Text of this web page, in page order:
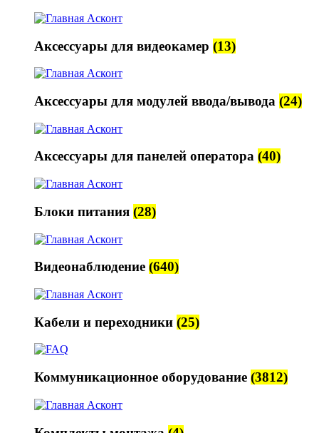
Аксессуары для видеокамер (13)
Аксессуары для модулей ввода/вывода (24)
Аксессуары для панелей оператора (40)
Блоки питания (28)
Видеонаблюдение (640)
Кабели и переходники (25)
Коммуникационное оборудование (3812)